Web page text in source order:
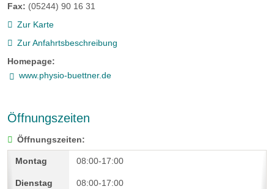
Fax: (05244) 90 16 31
Zur Karte
Zur Anfahrtsbeschreibung
Homepage:
www.physio-buettner.de
Öffnungszeiten
Öffnungszeiten:
08:00-17:00
08:00-17:00